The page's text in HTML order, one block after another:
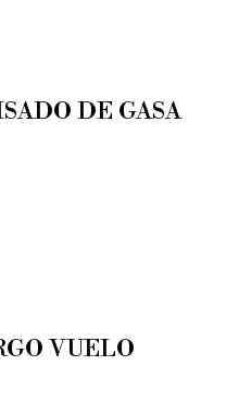
DE GASA
VUELO